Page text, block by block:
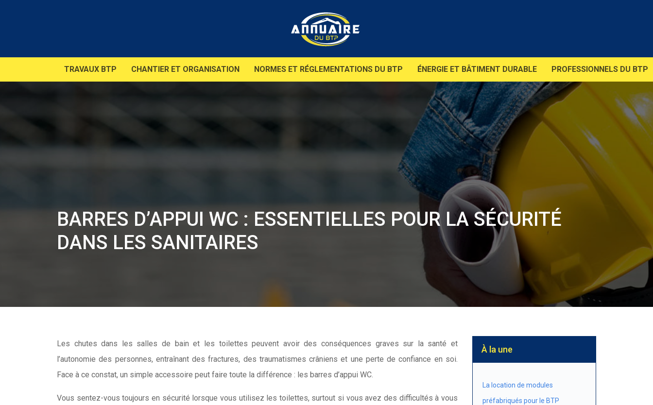
TRAVAUX BTP CHANTIER ET ORGANISATION NORMES ET RÉGLEMENTATIONS DU BTP ÉNERGIE ET BÂTIMENT DURABLE PROFESSIONNELS DU BTP
BARRES D’APPUI WC : ESSENTIELLES POUR LA SÉCURITÉ
DANS LES SANITAIRES
Les chutes dans les salles de bain et les toilettes peuvent avoir des conséquences graves sur la santé et
l’autonomie des personnes, entraînant des fractures, des traumatismes crâniens et une perte de confiance en soi.
Face à ce constat, un simple accessoire peut faire toute la différence : les barres d’appui WC.
Vous sentez-vous toujours en sécurité lorsque vous utilisez les toilettes, surtout si vous avez des difficultés à vous
À la une
La location de modules
préfabriqués pour le BTP